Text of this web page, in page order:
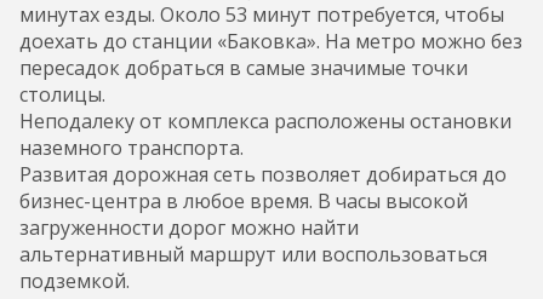
минутах езды. Около 53 минут потребуется, чтобы
доехать до станции «Баковка». На метро можно без
пересадок добраться в самые значимые точки
столицы.
Неподалеку от комплекса расположены остановки
наземного транспорта.
Развитая дорожная сеть позволяет добираться до
бизнес-центра в любое время. В часы высокой
загруженности дорог можно найти
альтернативный маршрут или воспользоваться
подземкой.